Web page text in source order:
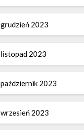
grudzień 2023
listopad 2023
październik 2023
wrzesień 2023